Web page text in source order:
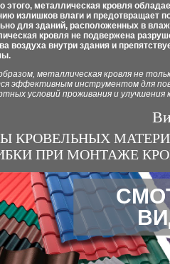
этого, металлическая кровля
излишков влаги и предотвращает
для зданий, расположенных в
кровля не подвержена
воздуха внутри здания и
металлическая кровля не
эффективным инструментом для
условий проживания и улучшения
КРОВЕЛЬНЫХ
ПРИ МОНТАЖЕ